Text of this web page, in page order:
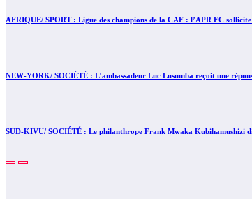
AFRIQUE/ SPORT : Ligue des champions de la CAF : l’APR FC
NEW-YORK/ SOCIÉTÉ : L’ambassadeur Luc Lusumba reçoit une
SUD-KIVU/ SOCIÉTÉ : Le philanthrope Frank Mwaka Kubihamushizi